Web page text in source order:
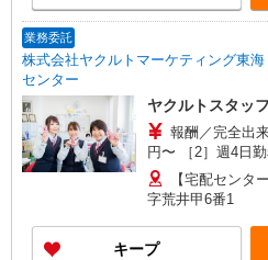
さい！ ※収入補償
（1000円/日 11
万円以上コース
業務委託
株式会社ヤクルトマーケティング東
センター
ヤクルトスタッフ
報酬／完全出
円〜 ［2］週4日
務：月8万円固定
制（6か月間補償
の範囲を超えた高
に合わせて最大限
しでも不安のある
【宅配センタ
字荒井甲6番1
キープ